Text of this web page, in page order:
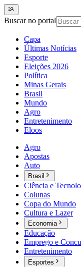
Buscar no portal
Capa
Últimas Notícias
Esporte
Eleições 2026
Política
Minas Gerais
Brasil
Mundo
Agro
Entretenimento
Eloos
Agro
Apostas
Auto
Brasil
Ciência e
Colunas
Copa do Mundo
Cultura e Lazer
Economia
Educação
Emprego e
Entretenimento
Esportes